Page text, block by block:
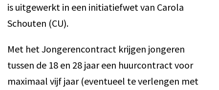
is uitgewerkt in een initiatiefwet van Carola
Schouten (CU).
Met het Jongerencontract krijgen jongeren
tussen de 18 en 28 jaar een huurcontract voor
maximaal vijf jaar (eventueel te verlengen met